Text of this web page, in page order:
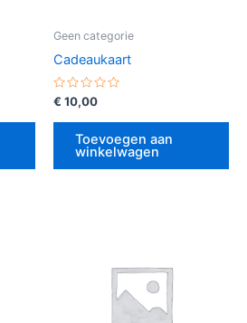
Geen categorie
Cadeaukaart
Gewaardeerd
uit
€ 10,00
Toevoegen aan
winkelwagen